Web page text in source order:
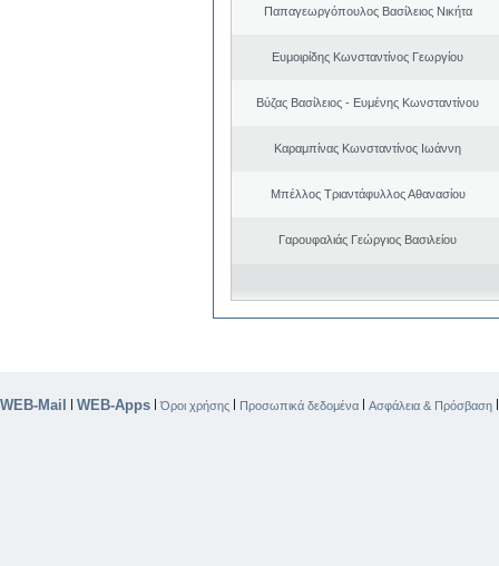
Παπαγεωργόπουλος Βασίλειος Νικήτα
Ευμοιρίδης Κωνσταντίνος Γεωργίου
Βύζας Βασίλειος - Ευμένης Κωνσταντίνου
Καραμπίνας Κωνσταντίνος Ιωάννη
Μπέλλος Τριαντάφυλλος Αθανασίου
Γαρουφαλιάς Γεώργιος Βασιλείου
WEB-Mail | WEB-Apps |Όροι χρήσης | Προσωπικά δεδομένα | Ασφάλεια & Πρόσβαση